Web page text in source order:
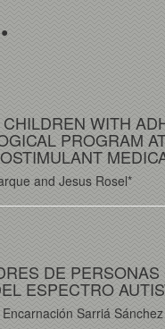
WITH
PROGRAM
and Jesus Rosel*
DE PERSONAS
ESPECTRO
Sarriá